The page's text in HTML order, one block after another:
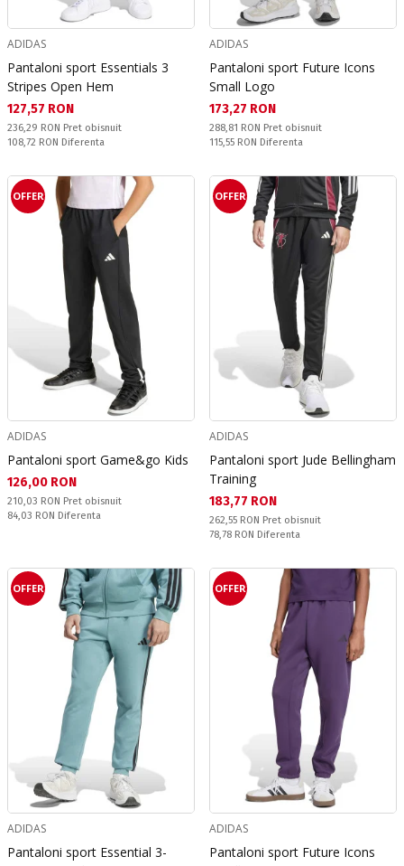
ADIDAS
Pantaloni sport Essentials 3
Stripes Open Hem
Текуща цена:
127,57 RON
Pret obisnuit:
236,29 RON Pret obisnuit
Спестявате:
108,72 RON Diferenta
ADIDAS
Pantaloni sport Future Icons
Small Logo
Текуща цена:
173,27 RON
Pret obisnuit:
288,81 RON Pret obisnuit
Спестявате:
115,55 RON Diferenta
OFFER
ADIDAS
Pantaloni sport Game&go Kids
Текуща цена:
126,00 RON
Pret obisnuit:
210,03 RON Pret obisnuit
Спестявате:
84,03 RON Diferenta
OFFER
ADIDAS
Pantaloni sport Jude Bellingham
Training
Текуща цена:
183,77 RON
Pret obisnuit:
262,55 RON Pret obisnuit
Спестявате:
78,78 RON Diferenta
OFFER
ADIDAS
Pantaloni sport Essential 3-
OFFER
ADIDAS
Pantaloni sport Future Icons